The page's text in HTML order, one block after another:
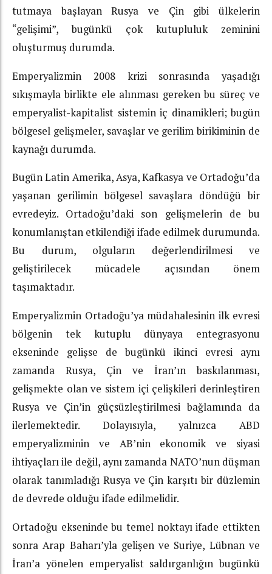
tutmaya başlayan Rusya ve Çin gibi ülkelerin
“gelişimi”, bugünkü çok kutupluluk zeminini
oluşturmuş durumda.
Emperyalizmin 2008 krizi sonrasında yaşadığı
sıkışmayla birlikte ele alınması gereken bu süreç ve
emperyalist-kapitalist sistemin iç dinamikleri; bugün
bölgesel gelişmeler, savaşlar ve gerilim birikiminin de
kaynağı durumda.
Bugün Latin Amerika, Asya, Kafkasya ve Ortadoğu’da
yaşanan gerilimin bölgesel savaşlara döndüğü bir
evredeyiz. Ortadoğu’daki son gelişmelerin de bu
konumlanıştan etkilendiği ifade edilmek durumunda.
Bu durum, olguların değerlendirilmesi ve
geliştirilecek mücadele açısından önem
taşımaktadır.
Emperyalizmin Ortadoğu’ya müdahalesinin ilk evresi
bölgenin tek kutuplu dünyaya entegrasyonu
ekseninde gelişse de bugünkü ikinci evresi aynı
zamanda Rusya, Çin ve İran’ın baskılanması,
gelişmekte olan ve sistem içi çelişkileri derinleştiren
Rusya ve Çin’in güçsüzleştirilmesi bağlamında da
ilerlemektedir. Dolayısıyla, yalnızca ABD
emperyalizminin ve AB’nin ekonomik ve siyasi
ihtiyaçları ile değil, aynı zamanda NATO’nun düşman
olarak tanımladığı Rusya ve Çin karşıtı bir düzlemin
de devrede olduğu ifade edilmelidir.
Ortadoğu ekseninde bu temel noktayı ifade ettikten
sonra Arap Baharı’yla gelişen ve Suriye, Lübnan ve
İran’a yönelen emperyalist saldırganlığın bugünkü